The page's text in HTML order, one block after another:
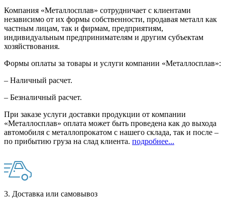
Компания «Металлосплав» сотрудничает с клиентами
независимо от их формы собственности, продавая металл как
частным лицам, так и фирмам, предприятиям,
индивидуальным предпринимателям и другим субъектам
хозяйствования.
Формы оплаты за товары и услуги компании «Металлосплав»:
– Наличный расчет.
– Безналичный расчет.
При заказе услуги доставки продукции от компании
«Металлосплав» оплата может быть проведена как до выхода
автомобиля с металлопрокатом с нашего склада, так и после –
по прибытию груза на слад клиента. подробнее...
3. Доставка или самовывоз